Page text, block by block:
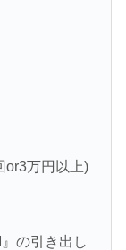
or3万円以上)
の引き出し